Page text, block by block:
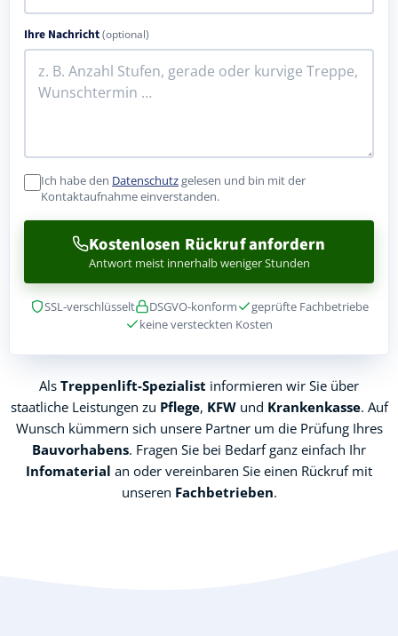
Ihre Nachricht(optional)
Ich habe den Datenschutzgelesen und bin mit der
Kontaktaufnahme einverstanden.
Kostenlosen Rückruf anfordern
Antwort meist innerhalb weniger Stunden
SSL-verschlüsselt DSGVO-konform
geprüfte Fachbetriebe
keine versteckten Kosten
Als Treppenlift-Spezialist informieren wir Sie über
staatliche Leistungen zu Pflege, KFWund Krankenkasse. Auf
Wunsch kümmern sich unsere Partner um die Prüfung Ihres
Bauvorhabens. Fragen Sie bei Bedarf ganz einfach Ihr
Infomaterial an oder vereinbaren Sie einen Rückruf mit
unseren Fachbetrieben.